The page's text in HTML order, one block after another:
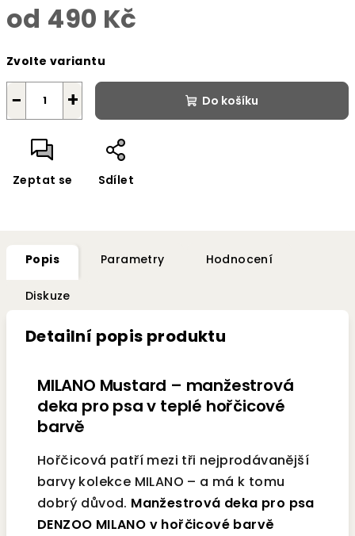
od 490 Kč
cena:
Zvolte variantu
+
− Do košíku
Zeptat se Sdílet
Popis Parametry Hodnocení
Diskuze
Detailní popis produktu
MILANO Mustard – manžestrová
deka pro psa v teplé hořčicové
barvě
Hořčicová patří mezi tři nejprodávanější
barvy kolekce MILANO – a má k tomu
dobrý důvod. Manžestrová deka pro psa
DENZOO MILANO v hořčicové barvě